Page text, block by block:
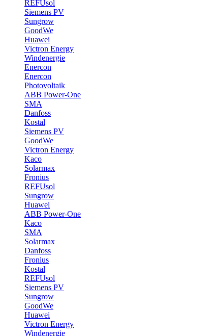
REFUsol
Siemens PV
Sungrow
GoodWe
Huawei
Victron Energy
Windenergie
Enercon
Enercon
Photovoltaik
ABB Power-One
SMA
Danfoss
Kostal
Siemens PV
GoodWe
Victron Energy
Kaco
Solarmax
Fronius
REFUsol
Sungrow
Huawei
ABB Power-One
Kaco
SMA
Solarmax
Danfoss
Fronius
Kostal
REFUsol
Siemens PV
Sungrow
GoodWe
Huawei
Victron Energy
Windenergie